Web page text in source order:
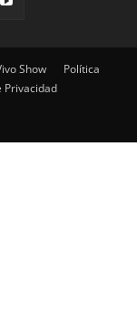
Show
Política
Privacidad